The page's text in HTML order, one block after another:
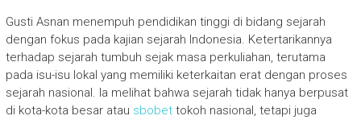
Gusti Asnan menempuh pendidikan tinggi di bidang sejarah
dengan fokus pada kajian sejarah Indonesia. Ketertarikannya
terhadap sejarah tumbuh sejak masa perkuliahan, terutama
pada isu-isu lokal yang memiliki keterkaitan erat dengan proses
sejarah nasional. Ia melihat bahwa sejarah tidak hanya berpusat
di kota-kota besar atau sbobettokoh nasional, tetapi juga